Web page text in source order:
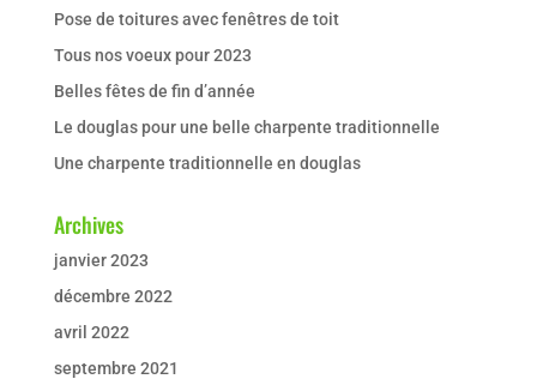
Pose de toitures avec fenêtres de toit
Tous nos voeux pour 2023
Belles fêtes de fin d’année
Le douglas pour une belle charpente traditionnelle
Une charpente traditionnelle en douglas
Archives
janvier 2023
décembre 2022
avril 2022
septembre 2021